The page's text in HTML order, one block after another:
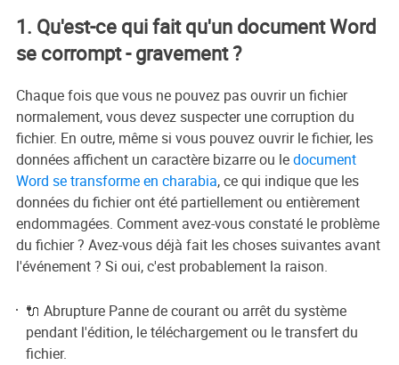
1. Qu'est-ce qui fait qu'un document Word
se corrompt - gravement ?
Chaque fois que vous ne pouvez pas ouvrir un fichier
normalement, vous devez suspecter une corruption du
fichier. En outre, même si vous pouvez ouvrir le fichier, les
données affichent un caractère bizarre ou ledocument
Word se transforme en charabia, ce qui indique que les
données du fichier ont été partiellement ou entièrement
endommagées. Comment avez-vous constaté le problème
du fichier ? Avez-vous déjà fait les choses suivantes avant
l'événement ? Si oui, c'est probablement la raison.
🔌 Abrupture Panne de courant ou arrêt du système
pendant l'édition, le téléchargement ou le transfert du
fichier.